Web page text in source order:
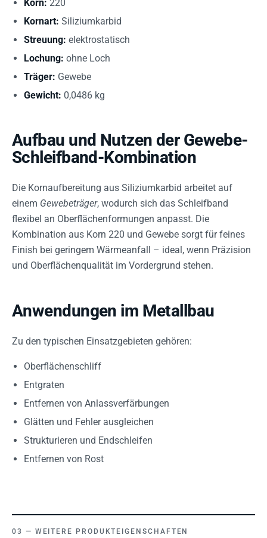
Korn: 220
Kornart: Siliziumkarbid
Streuung: elektrostatisch
Lochung: ohne Loch
Träger: Gewebe
Gewicht: 0,0486 kg
Aufbau und Nutzen der Gewebe-
Schleifband-Kombination
Die Kornaufbereitung aus Siliziumkarbid arbeitet auf
einem Gewebeträger, wodurch sich das Schleifband
flexibel an Oberflächenformungen anpasst. Die
Kombination aus Korn 220 und Gewebe sorgt für feines
Finish bei geringem Wärmeanfall – ideal, wenn Präzision
und Oberflächenqualität im Vordergrund stehen.
Anwendungen im Metallbau
Zu den typischen Einsatzgebieten gehören:
Oberflächenschliff
Entgraten
Entfernen von Anlassverfärbungen
Glätten und Fehler ausgleichen
Strukturieren und Endschleifen
Entfernen von Rost
WEITERE PRODUKTEIGENSCHAFTEN